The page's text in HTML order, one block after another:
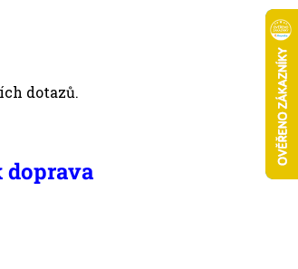
dotazů.
doprava